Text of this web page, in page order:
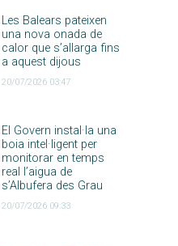
Les Balears pateixen
una nova onada de
calor que s’allarga fins
a aquest dijous
20/07/2026 03:47
El Govern instal·la una
boia intel·ligent per
monitorar en temps
real l’aigua de
s’Albufera des Grau
20/07/2026 09:33